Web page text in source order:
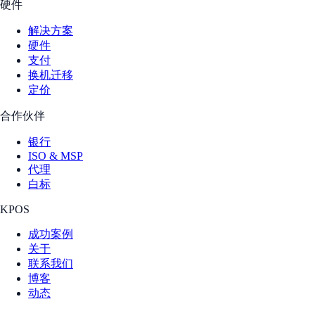
硬件
解决方案
硬件
支付
换机迁移
定价
合作伙伴
银行
ISO & MSP
代理
白标
KPOS
成功案例
关于
联系我们
博客
动态